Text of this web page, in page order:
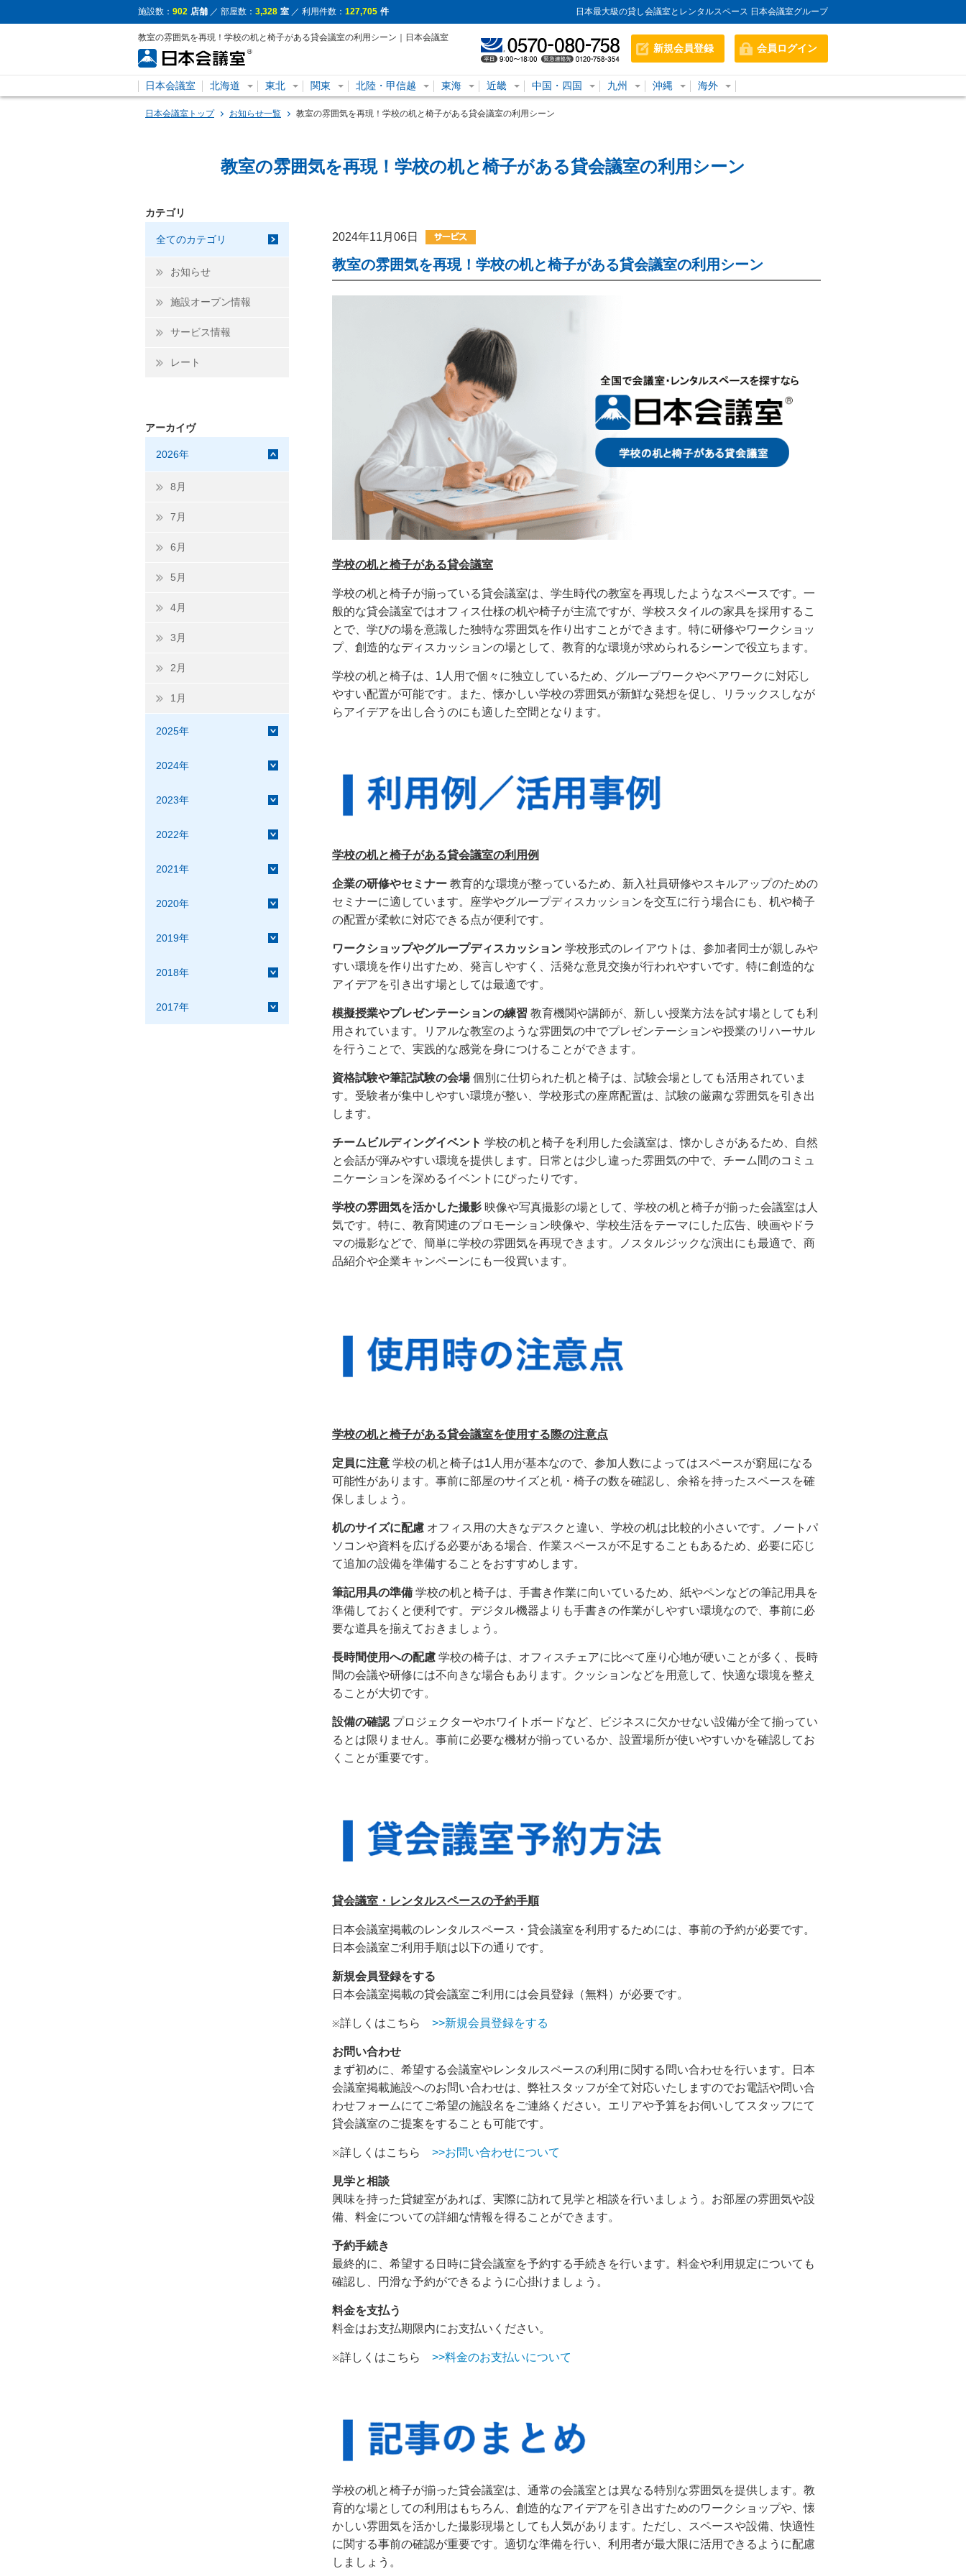
施設数： 902 店舗 ／ 部屋数： 3,328 室 ／ 利用件数： 127,705 件 日本最大級の貸し会議室とレンタルスペース 日本会議室グループ
教室の雰囲気を再現！学校の机と椅子がある貸会議室の利用シーン｜日本会議室
新規会員登録 会員ログイン
日本会議室 北海道 東北 関東 北陸・甲信越 東海 近畿 中国・四国 九州 沖縄 海外
日本会議室トップ お知らせ一覧 教室の雰囲気を再現！学校の机と椅子がある貸会議室の利用シーン
教室の雰囲気を再現！学校の机と椅子がある貸会議室の利用シーン
カテゴリ
全てのカテゴリ
お知らせ
施設オープン情報
サービス情報
レート
アーカイヴ
2026年
8月
7月
6月
5月
4月
3月
2月
1月
2025年
2024年
2023年
2022年
2021年
2020年
2019年
2018年
2017年
2024年11月06日
教室の雰囲気を再現！学校の机と椅子がある貸会議室の利用シーン
学校の机と椅子がある貸会議室
学校の机と椅子が揃っている貸会議室は、学生時代の教室を再現したようなスペースです。一
般的な貸会議室ではオフィス仕様の机や椅子が主流ですが、学校スタイルの家具を採用するこ
とで、学びの場を意識した独特な雰囲気を作り出すことができます。特に研修やワークショッ
プ、創造的なディスカッションの場として、教育的な環境が求められるシーンで役立ちます。
学校の机と椅子は、1人用で個々に独立しているため、グループワークやペアワークに対応し
やすい配置が可能です。また、懐かしい学校の雰囲気が新鮮な発想を促し、リラックスしなが
らアイデアを出し合うのにも適した空間となります。
学校の机と椅子がある貸会議室の利用例
企業の研修やセミナー 教育的な環境が整っているため、新入社員研修やスキルアップのための
セミナーに適しています。座学やグループディスカッションを交互に行う場合にも、机や椅子
の配置が柔軟に対応できる点が便利です。
ワークショップやグループディスカッション 学校形式のレイアウトは、参加者同士が親しみや
すい環境を作り出すため、発言しやすく、活発な意見交換が行われやすいです。特に創造的な
アイデアを引き出す場としては最適です。
模擬授業やプレゼンテーションの練習 教育機関や講師が、新しい授業方法を試す場としても利
用されています。リアルな教室のような雰囲気の中でプレゼンテーションや授業のリハーサル
を行うことで、実践的な感覚を身につけることができます。
資格試験や筆記試験の会場個別に仕切られた机と椅子は、試験会場としても活用されていま
す。受験者が集中しやすい環境が整い、学校形式の座席配置は、試験の厳粛な雰囲気を引き出
します。
チームビルディングイベント 学校の机と椅子を利用した会議室は、懐かしさがあるため、自然
と会話が弾みやすい環境を提供します。日常とは少し違った雰囲気の中で、チーム間のコミュ
ニケーションを深めるイベントにぴったりです。
学校の雰囲気を活かした撮影 映像や写真撮影の場として、学校の机と椅子が揃った会議室は人
気です。特に、教育関連のプロモーション映像や、学校生活をテーマにした広告、映画やドラ
マの撮影などで、簡単に学校の雰囲気を再現できます。ノスタルジックな演出にも最適で、商
品紹介や企業キャンペーンにも一役買います。
学校の机と椅子がある貸会議室を使用する際の注意点
定員に注意 学校の机と椅子は1人用が基本なので、参加人数によってはスペースが窮屈になる
可能性があります。事前に部屋のサイズと机・椅子の数を確認し、余裕を持ったスペースを確
保しましょう。
机のサイズに配慮 オフィス用の大きなデスクと違い、学校の机は比較的小さいです。ノートパ
ソコンや資料を広げる必要がある場合、作業スペースが不足することもあるため、必要に応じ
て追加の設備を準備することをおすすめします。
筆記用具の準備 学校の机と椅子は、手書き作業に向いているため、紙やペンなどの筆記用具を
準備しておくと便利です。デジタル機器よりも手書きの作業がしやすい環境なので、事前に必
要な道具を揃えておきましょう。
長時間使用への配慮 学校の椅子は、オフィスチェアに比べて座り心地が硬いことが多く、長時
間の会議や研修には不向きな場合もあります。クッションなどを用意して、快適な環境を整え
ることが大切です。
設備の確認 プロジェクターやホワイトボードなど、ビジネスに欠かせない設備が全て揃ってい
るとは限りません。事前に必要な機材が揃っているか、設置場所が使いやすいかを確認してお
くことが重要です。
貸会議室・レンタルスペースの予約手順
日本会議室掲載のレンタルスペース・貸会議室を利用するためには、事前の予約が必要です。
日本会議室ご利用手順は以下の通りです。
新規会員登録をする
日本会議室掲載の貸会議室ご利用には会員登録（無料）が必要です。
※詳しくはこちら >>新規会員登録をする
お問い合わせ
まず初めに、希望する会議室やレンタルスペースの利用に関する問い合わせを行います。日本
会議室掲載施設へのお問い合わせは、弊社スタッフが全て対応いたしますのでお電話や問い合
わせフォームにてご希望の施設名をご連絡ください。エリアや予算をお伺いしてスタッフにて
貸会議室のご提案をすることも可能です。
※詳しくはこちら >>お問い合わせについて
見学と相談
興味を持った貸鍵室があれば、実際に訪れて見学と相談を行いましょう。お部屋の雰囲気や設
備、料金についての詳細な情報を得ることができます。
予約手続き
最終的に、希望する日時に貸会議室を予約する手続きを行います。料金や利用規定についても
確認し、円滑な予約ができるように心掛けましょう。
料金を支払う
料金はお支払期限内にお支払いください。
※詳しくはこちら >>料金のお支払いについて
学校の机と椅子が揃った貸会議室は、通常の会議室とは異なる特別な雰囲気を提供します。教
育的な場としての利用はもちろん、創造的なアイデアを引き出すためのワークショップや、懐
かしい雰囲気を活かした撮影現場としても人気があります。ただし、スペースや設備、快適性
に関する事前の確認が重要です。適切な準備を行い、利用者が最大限に活用できるように配慮
しましょう。